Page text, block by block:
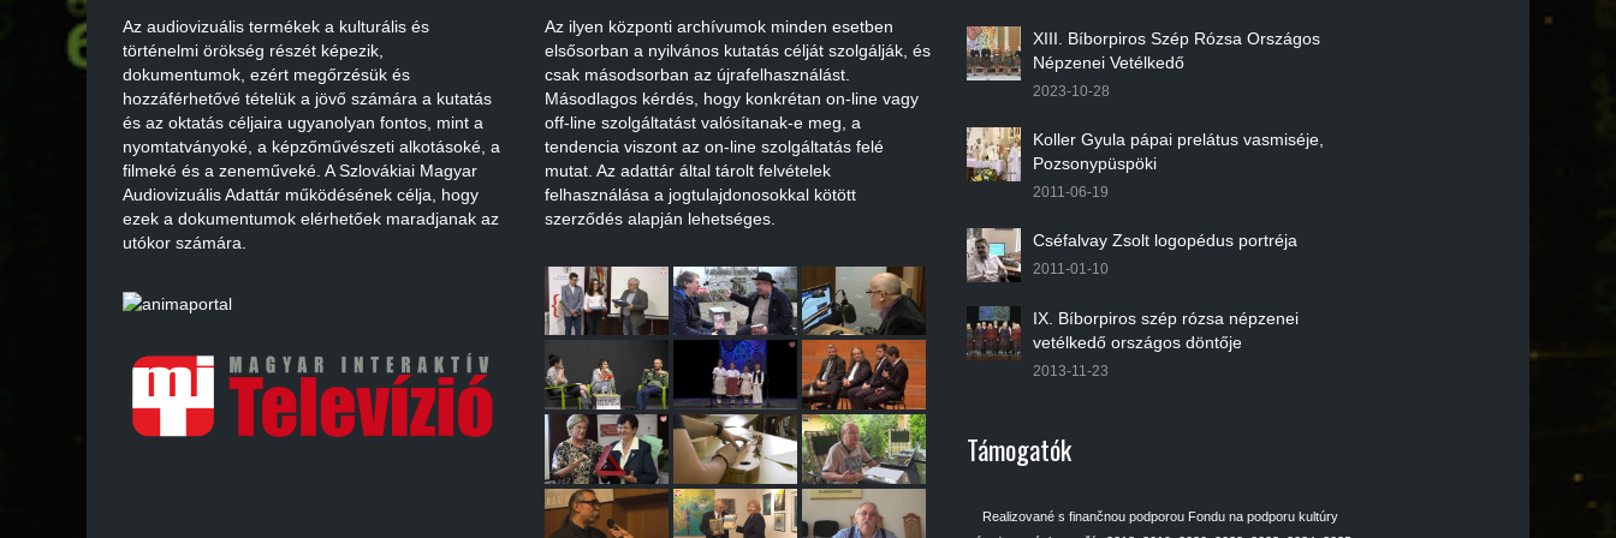
Az audiovizuális termékek a kulturális és
történelmi örökség részét képezik,
dokumentumok, ezért megőrzésük és
hozzáférhetővé tételük a jövő számára a kutatás
és az oktatás céljaira ugyanolyan fontos, mint a
nyomtatványoké, a képzőművészeti alkotásoké, a
filmeké és a zeneműveké. A Szlovákiai Magyar
Audiovizuális Adattár működésének célja, hogy
ezek a dokumentumok elérhetőek maradjanak az
utókor számára.
Az ilyen központi archívumok minden esetben
elsősorban a nyilvános kutatás célját szolgálják, és
csak másodsorban az újrafelhasználást.
Másodlagos kérdés, hogy konkrétan on-line vagy
off-line szolgáltatást valósítanak-e meg, a
tendencia viszont az on-line szolgáltatás felé
mutat. Az adattár által tárolt felvételek
felhasználása a jogtulajdonosokkal kötött
szerződés alapján lehetséges.
XIII. Bíborpiros Szép Rózsa Országos
Népzenei Vetélkedő
2023-10-28
Koller Gyula pápai prelátus vasmiséje,
Pozsonypüspöki
2011-06-19
Cséfalvay Zsolt logopédus portréja
2011-01-10
IX. Bíborpiros szép rózsa népzenei
vetélkedő országos döntője
2013-11-23
Támogatók
Realizované s finančnou podporou Fondu na podporu kultúry